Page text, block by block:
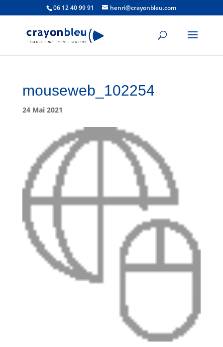
06 12 40 99 91 henri@crayonbleu.com
mouseweb_102254
24 Mai 2021